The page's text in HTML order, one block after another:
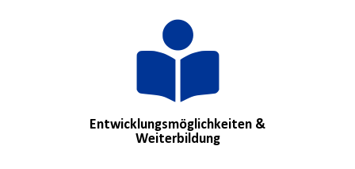
Entwicklungsmöglichkeiten &
Weiterbildung